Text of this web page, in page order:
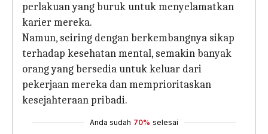
perlakuan yang buruk untuk menyelamatkan
karier mereka.
Namun, seiring dengan berkembangnya sikap
terhadap kesehatan mental, semakin banyak
orang yang bersedia untuk keluar dari
pekerjaan mereka dan memprioritaskan
kesejahteraan pribadi.
Anda sudah 70% selesai